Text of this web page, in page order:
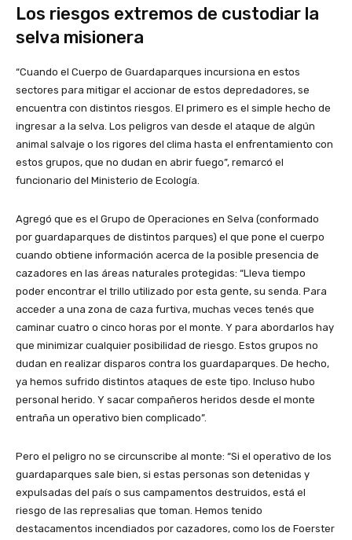
Los riesgos extremos de custodiar la
selva misionera
“Cuando el Cuerpo de Guardaparques incursiona en estos
sectores para mitigar el accionar de estos depredadores, se
encuentra con distintos riesgos. El primero es el simple hecho de
ingresar a la selva. Los peligros van desde el ataque de algún
animal salvaje o los rigores del clima hasta el enfrentamiento con
estos grupos, que no dudan en abrir fuego”, remarcó el
funcionario del Ministerio de Ecología.
Agregó que es el Grupo de Operaciones en Selva (conformado
por guardaparques de distintos parques) el que pone el cuerpo
cuando obtiene información acerca de la posible presencia de
cazadores en las áreas naturales protegidas: “Lleva tiempo
poder encontrar el trillo utilizado por esta gente, su senda. Para
acceder a una zona de caza furtiva, muchas veces tenés que
caminar cuatro o cinco horas por el monte. Y para abordarlos hay
que minimizar cualquier posibilidad de riesgo. Estos grupos no
dudan en realizar disparos contra los guardaparques. De hecho,
ya hemos sufrido distintos ataques de este tipo. Incluso hubo
personal herido. Y sacar compañeros heridos desde el monte
entraña un operativo bien complicado”.
Pero el peligro no se circunscribe al monte: “Si el operativo de los
guardaparques sale bien, si estas personas son detenidas y
expulsadas del país o sus campamentos destruidos, está el
riesgo de las represalias que toman. Hemos tenido
destacamentos incendiados por cazadores, como los de Foerster